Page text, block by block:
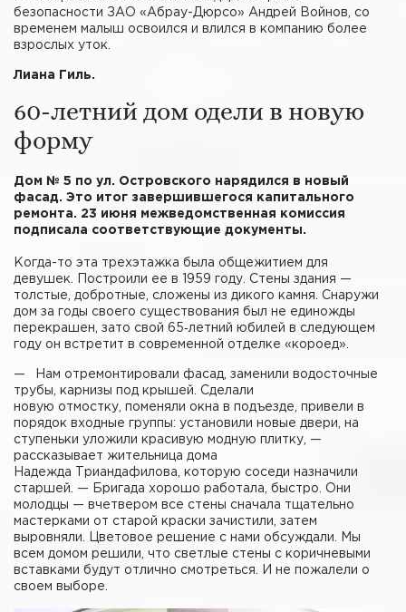
безопасности ЗАО «Абрау-Дюрсо» Андрей Войнов, со
временем малыш освоился и влился в компанию более
взрослых уток.
Лиана Гиль.
60-летний дом одели в новую
форму
Дом № 5 по ул. Островского нарядился в новый
фасад. Это итог завершившегося капитального
ремонта. 23 июня межведомственная комиссия
подписала соответствующие документы.
Когда-то эта трехэтажка была общежитием для
девушек. Построили ее в 1959 году. Стены здания —
толстые, добротные, сложены из дикого камня. Снаружи
дом за годы своего существования был не единожды
перекрашен, зато свой 65‑летний юбилей в следующем
году он встретит в современной отделке «короед».
— Нам отремонтировали фасад, заменили водосточные
трубы, карнизы под крышей. Сделали
новую отмостку, поменяли окна в подъезде, привели в
порядок входные группы: установили новые двери, на
ступеньки уложили красивую модную плитку, —
рассказывает жительница дома
Надежда Триандафилова, которую соседи назначили
старшей. — Бригада хорошо работала, быстро. Они
молодцы — вчетвером все стены сначала тщательно
мастерками от старой краски зачистили, затем
выровняли. Цветовое решение с нами обсуждали. Мы
всем домом решили, что светлые стены с коричневыми
вставками будут отлично смотреться. И не пожалели о
своем выборе.